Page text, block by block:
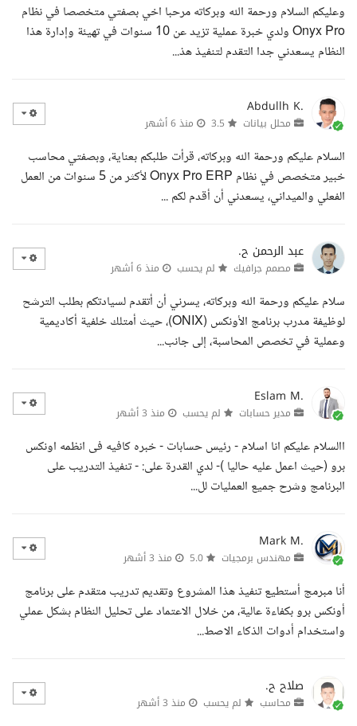
وعليكم السلام ورحمة الله وبركاته مرحبا اخي بصفتي متخصصا في نظام
Onyx Pro ولدي خبرة عملية تزيد عن 10 سنوات في تهيئة وإدارة هذا
النظام يسعدني جدا التقدم لتنفيذ هذ...
Abdullh K.
محلل بيانات منذ 6 أشهر
السلام عليكم ورحمة الله وبركاته، قرأت طلبكم بعناية، وبصفتي محاسب
خبير متخصص في نظام Onyx Pro ERP لأكثر من 5 سنوات من العمل
الفعلي والميداني، يسعدني أن أقدم لكم ...
عبد الرحمن ح.
مصمم جرافيك لم يحسب منذ 6 أشهر
سلام عليكم ورحمة الله وبركاته، يسرني أن أتقدم لسيادتكم بطلب الترشح
لوظيفة مدرب برنامج الأونكس (ONIX)، حيث أمتلك خلفية أكاديمية
وعملية في تخصص المحاسبة، إلى جانب...
Eslam M.
مدير حسابات لم يحسب منذ 3 أشهر
االسلام عليكم انا اسلام - رئيس حسابات - خبره كافيه فى انظمه اونكس
برو (حيث اعمل عليه حاليا )- لدي القدرة على: - تنفيذ التدريب على
البرنامج وشرح جميع العمليات لل...
Mark M.
مهندس برمجيات منذ 3 أشهر
أنا مبرمج أستطيع تنفيذ هذا المشروع وتقديم تدريب متقدم على برنامج
أونكس برو بكفاءة عالية، من خلال الاعتماد على تحليل النظام بشكل عملي
واستخدام أدوات الذكاء الاصط...
صلاح ح.
محاسب لم يحسب منذ 3 أشهر